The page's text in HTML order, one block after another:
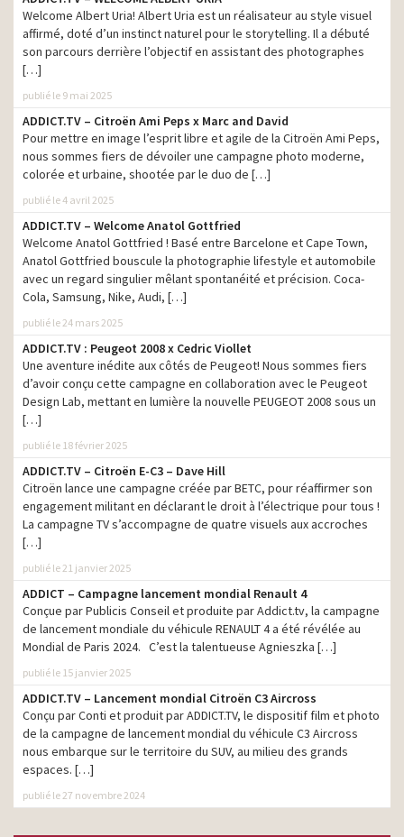
Welcome Albert Uria! Albert Uria est un réalisateur au style visuel
affirmé, doté d’un instinct naturel pour le storytelling. Il a débuté
son parcours derrière l’objectif en assistant des photographes
[…]
publié le 9 mai 2025
ADDICT.TV – Citroën Ami Peps x Marc and David
Pour mettre en image l’esprit libre et agile de la Citroën Ami Peps,
nous sommes fiers de dévoiler une campagne photo moderne,
colorée et urbaine, shootée par le duo de […]
publié le 4 avril 2025
ADDICT.TV – Welcome Anatol Gottfried
Welcome Anatol Gottfried ! Basé entre Barcelone et Cape Town,
Anatol Gottfried bouscule la photographie lifestyle et automobile
avec un regard singulier mêlant spontanéité et précision. Coca-
Cola, Samsung, Nike, Audi, […]
publié le 24 mars 2025
ADDICT.TV : Peugeot 2008 x Cedric Viollet
Une aventure inédite aux côtés de Peugeot! Nous sommes fiers
d’avoir conçu cette campagne en collaboration avec le Peugeot
Design Lab, mettant en lumière la nouvelle PEUGEOT 2008 sous un
[…]
publié le 18 février 2025
ADDICT.TV – Citroën E-C3 – Dave Hill
Citroën lance une campagne créée par BETC, pour réaffirmer son
engagement militant en déclarant le droit à l’électrique pour tous !
La campagne TV s’accompagne de quatre visuels aux accroches
[…]
publié le 21 janvier 2025
ADDICT – Campagne lancement mondial Renault 4
Conçue par Publicis Conseil et produite par Addict.tv, la campagne
de lancement mondiale du véhicule RENAULT 4 a été révélée au
Mondial de Paris 2024. C’est la talentueuse Agnieszka […]
publié le 15 janvier 2025
ADDICT.TV – Lancement mondial Citroën C3 Aircross
Conçu par Conti et produit par ADDICT.TV, le dispositif film et photo
de la campagne de lancement mondial du véhicule C3 Aircross
nous embarque sur le territoire du SUV, au milieu des grands
espaces. […]
publié le 27 novembre 2024